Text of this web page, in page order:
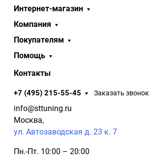
Интернет-магазин
Компания
Покупателям
Помощь
Контакты
+7 (495) 215-55-45 Заказать звонок
info@sttuning.ru
Москва,
ул. Автозаводская д. 23 к. 7
Пн.-Пт. 10:00 – 20:00